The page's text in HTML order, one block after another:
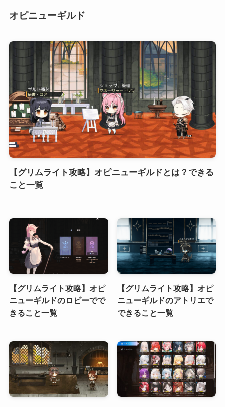
オピニューギルド
【グリムライト攻略】オピニューギルドとは？できる
こと一覧
【グリムライト攻略】オピ
ニューギルドのロビーでで
きること一覧
【グリムライト攻略】オピ
ニューギルドのアトリエで
できること一覧